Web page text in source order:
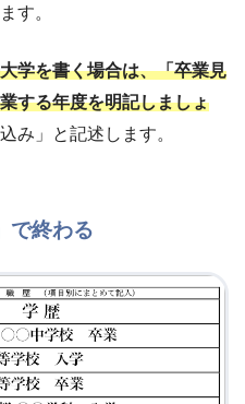
す。
学を書く場合は、「卒業見
する年度を明記しましょ
み」と記述します。
で終わる